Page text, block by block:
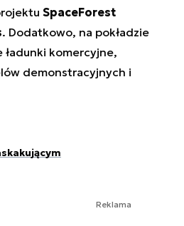
SpaceForest
. Dodatkowo, na pokładzie
komercyjne,
demonstracyjnych i
Reklama